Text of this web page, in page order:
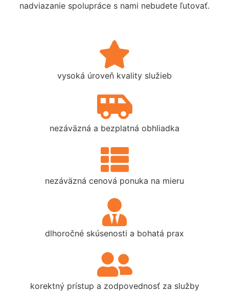
nadviazanie spolupráce s nami nebudete ľutovať.
vysoká úroveň kvality služieb
nezáväzná a bezplatná obhliadka
nezáväzná cenová ponuka na mieru
dlhoročné skúsenosti a bohatá prax
korektný prístup a zodpovednosť za služby